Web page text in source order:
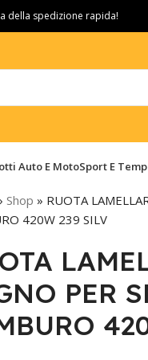
della spedizione rapida!
Auto E MotoSport E
Shop » RUOTA
420W 239 SILV
PER